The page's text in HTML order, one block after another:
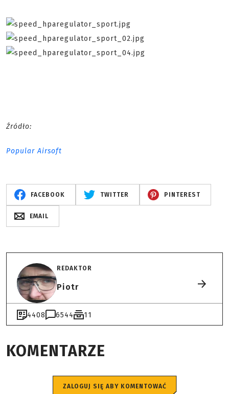
Źródło:
Popular Airsoft
FACEBOOK TWITTER PINTEREST
EMAIL
REDAKTOR
Piotr
4408 6544 11
KOMENTARZE
ZALOGUJ SIĘ ABY KOMENTOWAĆ